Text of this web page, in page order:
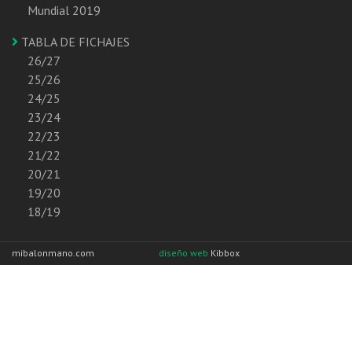
Mundial 2019
TABLA DE FICHAJES
26/27
25/26
24/25
23/24
22/23
21/22
20/21
19/20
18/19
mibalonmano.com diseño web Kibbox